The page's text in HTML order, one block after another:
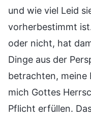
und wie viel Leid
vorherbestimmt
oder nicht, hat
Dinge aus der
betrachten, meine
mich Gottes
Pflicht erfüllen.